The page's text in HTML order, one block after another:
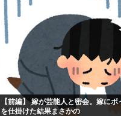
【前編】 嫁が芸能人と密会。嫁にボ
を仕掛けた結果まさかの